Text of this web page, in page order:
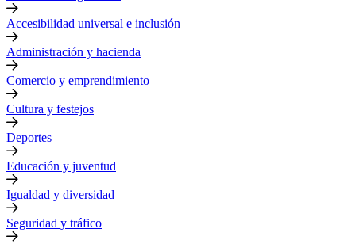
Accesibilidad universal e inclusión
Administración y hacienda
Comercio y emprendimiento
Cultura y festejos
Deportes
Educación y juventud
Igualdad y diversidad
Seguridad y tráfico